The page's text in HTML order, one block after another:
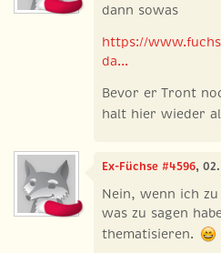
dann sowas
https://
da...
Bevor er Tront
halt hier wieder
Ex-Füchse #4596,
Nein, wenn ich
was zu sagen
thematisieren.